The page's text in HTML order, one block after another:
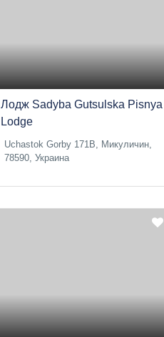
Лодж Sadyba Gutsulska Pisnya
Lodge
Uchastok Gorby 171B, Микуличин,
78590, Украина